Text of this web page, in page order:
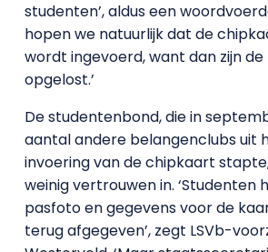
studenten’, aldus een
hopen we natuurlijk dat de
wordt ingevoerd, want dan zijn
opgelost.’
De studentenbond, die in
aantal andere belangenclubs uit
invoering van de chipkaart
weinig vertrouwen in. ‘Studenten
pasfoto en gegevens voor de
terug afgegeven’, zegt LSVb-